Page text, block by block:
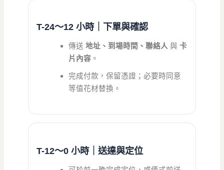
T-24〜12 小時｜下單與確認
傳送地址、到場時間、聯絡人 與卡
片內容 。
完成付款，保留憑證；必要時同意
等值花材替換。
T-12〜0 小時｜送達與定位